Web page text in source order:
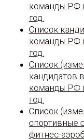
команды РФ
год.
Список
команды РФ
год.
Список
кандидатов
команды РФ
год.
Список
спортивные
фитнес-